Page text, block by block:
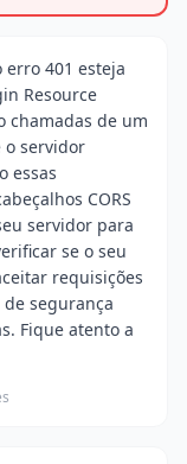
401 esteja
Resource
chamadas de um
servidor
essas
CORS
servidor para
se o seu
requisições
de segurança
Fique atento a